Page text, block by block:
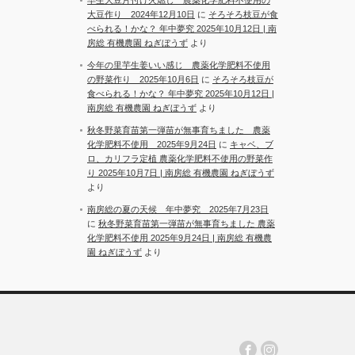
大豆作り 2024年12月10日 に そろそろ枝豆が食
べられる！かな？ 年中夢究 2025年10月12日 | 南
房総 有機農園 ねぎぼうず より
今年の里芋生姜いい感じ 農薬化学肥料不使用
の野菜作り 2025年10月6日 に そろそろ枝豆が
食べられる！かな？ 年中夢究 2025年10月12日 |
南房総 有機農園 ねぎぼうず より
秋冬野菜育苗第一弾苗が無事育ちました 農薬
化学肥料不使用 2025年9月24日 に キャベ、ブ
ロ、カリフラ定植 農薬化学肥料不使用の野菜作
り 2025年10月7日 | 南房総 有機農園 ねぎぼうず
より
南房総の夏の天候 年中夢究 2025年7月23日
に 秋冬野菜育苗第一弾苗が無事育ちました 農薬
化学肥料不使用 2025年9月24日 | 南房総 有機農
園 ねぎぼうず より